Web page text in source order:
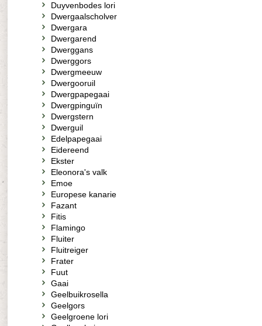
Duyvenbodes lori
Dwergaalscholver
Dwergara
Dwergarend
Dwerggans
Dwerggors
Dwergmeeuw
Dwergooruil
Dwergpapegaai
Dwergpinguïn
Dwergstern
Dwerguil
Edelpapegaai
Eidereend
Ekster
Eleonora's valk
Emoe
Europese kanarie
Fazant
Fitis
Flamingo
Fluiter
Fluitreiger
Frater
Fuut
Gaai
Geelbuikrosella
Geelgors
Geelgroene lori